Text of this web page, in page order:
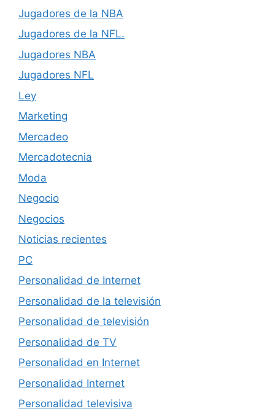
Jugadores de la NBA
Jugadores de la NFL.
Jugadores NBA
Jugadores NFL
Ley
Marketing
Mercadeo
Mercadotecnia
Moda
Negocio
Negocios
Noticias recientes
PC
Personalidad de Internet
Personalidad de la televisión
Personalidad de televisión
Personalidad de TV
Personalidad en Internet
Personalidad Internet
Personalidad televisiva